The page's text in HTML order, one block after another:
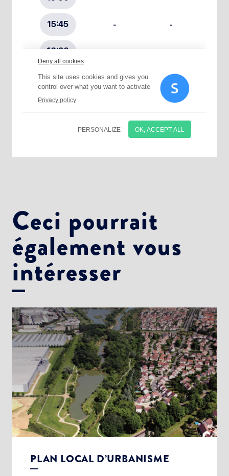
Ceci pourrait
également vous
intéresser
PLAN LOCAL D’URBANISME
Choisissez votre abonnement :
Alertes Mail
Newsletter Culture